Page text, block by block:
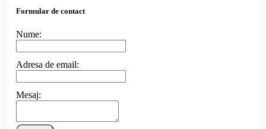
Formular de contact
Nume:
Adresa de email:
Mesaj: